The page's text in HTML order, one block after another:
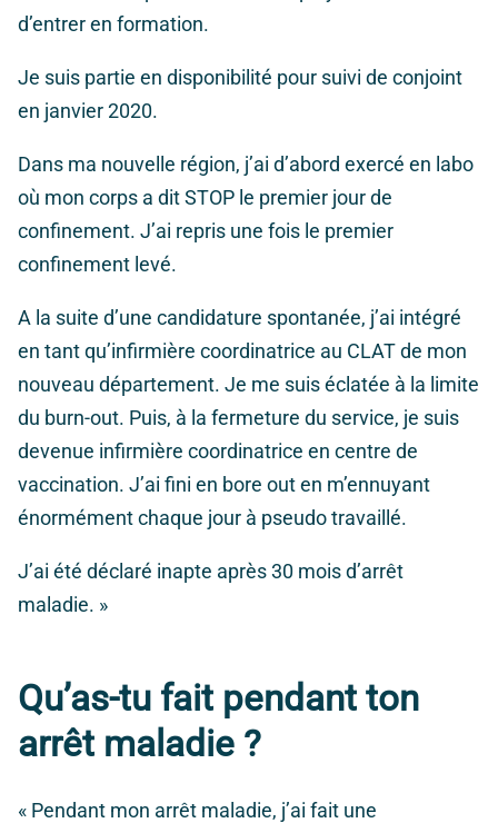
d’entrer en formation.
Je suis partie en disponibilité pour suivi de conjoint
en janvier 2020.
Dans ma nouvelle région, j’ai d’abord exercé en labo
où mon corps a dit STOP le premier jour de
confinement. J’ai repris une fois le premier
confinement levé.
A la suite d’une candidature spontanée, j’ai intégré
en tant qu’infirmière coordinatrice au CLAT de mon
nouveau département. Je me suis éclatée à la limite
du burn-out. Puis, à la fermeture du service, je suis
devenue infirmière coordinatrice en centre de
vaccination. J’ai fini en bore out en m’ennuyant
énormément chaque jour à pseudo travaillé.
J’ai été déclaré inapte après 30 mois d’arrêt
maladie. »
Qu’as-tu fait pendant ton
arrêt maladie ?
« Pendant mon arrêt maladie, j’ai fait une